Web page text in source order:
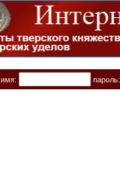
имя: пароль: